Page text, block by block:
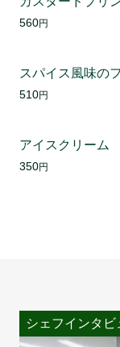
560円
スパイス風味の
510円
アイスクリーム
350円
シェフインタビ